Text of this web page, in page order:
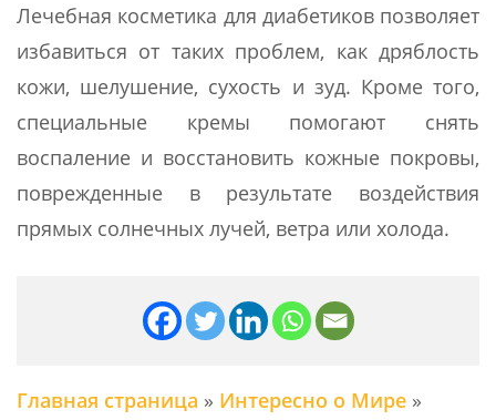
Лечебная косметика для диабетиков позволяет
избавиться от таких проблем, как дряблость
кожи, шелушение, сухость и зуд. Кроме того,
специальные кремы помогают снять
воспаление и восстановить кожные покровы,
поврежденные в результате воздействия
прямых солнечных лучей, ветра или холода.
Главная страница » Интересно о Мире »